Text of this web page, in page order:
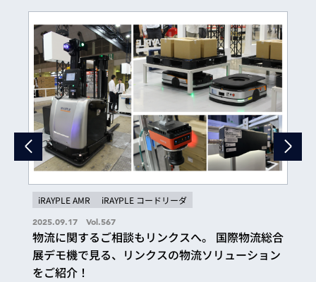
iRAYPLE AMR iRAYPLE コードリーダ
2025.09.17 Vol.567
物流に関するご相談もリンクスへ。 国際物流総合
展デモ機で見る、リンクスの物流ソリューション
をご紹介！